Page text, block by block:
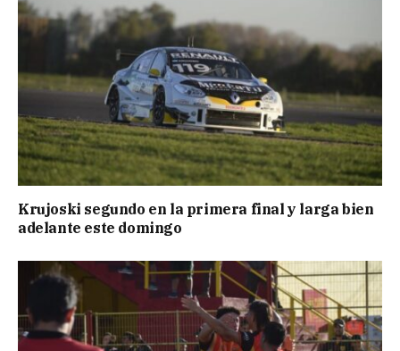
Krujoski segundo en la primera final y larga bien
adelante este domingo